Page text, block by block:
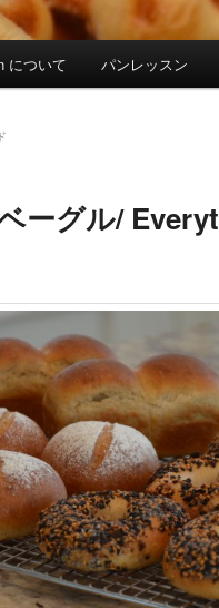
について パンレッスン
ーグル/